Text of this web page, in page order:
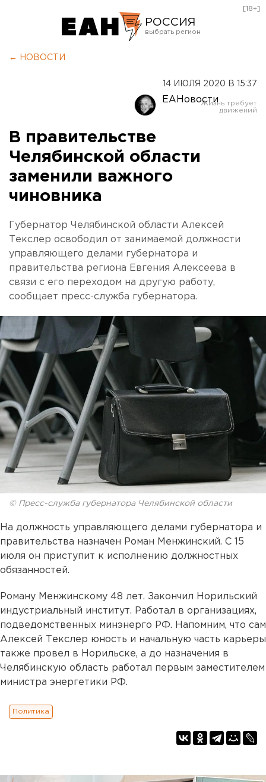
РОССИЯ
Оренбург
[18+]
← НОВОСТИ
14 ИЮЛЯ 2020 В 15:37
ЕАНовости
В правительстве
Челябинской области
заменили важного
чиновника
Губернатор Челябинской области Алексей
Текслер освободил от занимаемой должности
управляющего делами губернатора и
правительства региона Евгения Алексеева в
связи с его переходом на другую работу,
сообщает пресс-служба губернатора.
© Пресс-служба губернатора Челябинской области
На должность управляющего делами губернатора и
правительства назначен Роман Менжинский. С 15
июля он приступит к исполнению должностных
обязанностей.
Роману Менжинскому 48 лет. Закончил Норильский
индустриальный институт. Работал в организациях,
подведомственных минэнерго РФ. Напомним, что сам
Алексей Текслер юность и начальную часть карьеры
также провел в Норильске, а до назначения в
Челябинскую область работал первым заместителем
министра энергетики РФ.
Политика